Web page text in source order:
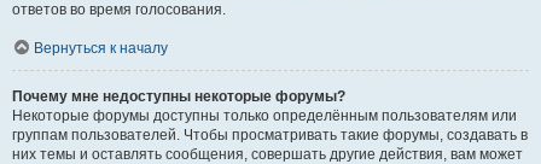
ответов во время голосования.
Вернуться к началу
Почему мне недоступны некоторые форумы?
Некоторые форумы доступны только определённым пользователям или
группам пользователей. Чтобы просматривать такие форумы, создавать в
них темы и оставлять сообщения, совершать другие действия, вам может